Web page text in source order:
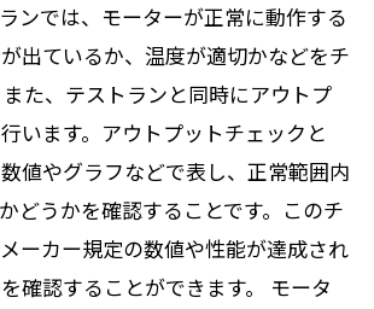
ンでは、モーターが正常に動作する
出ているか、温度が適切かなどをチ
た、テストランと同時にアウトプ
います。アウトプットチェックと
値やグラフなどで表し、正常範囲内
どうかを確認することです。このチ
ーカー規定の数値や性能が達成され
確認することができます。 モータ